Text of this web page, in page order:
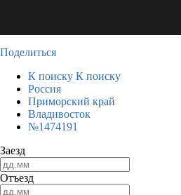
Поделиться
К поиску К поиску
Россия
Приморский край
Владивосток
№1474191
Заезд
Отъезд